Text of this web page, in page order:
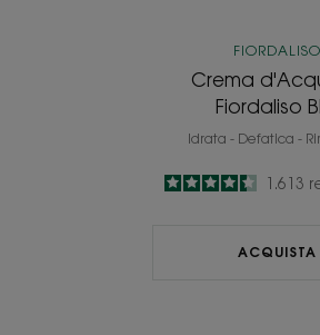
FIORDALISO
Crema
Fiordaliso
Idrata - Defatica -
4.4
/51.613
ACQUISTA